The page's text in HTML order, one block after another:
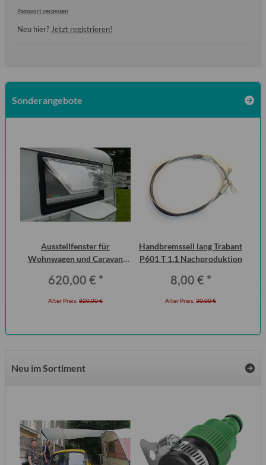
Passwort vergessen
Neu hier?Jetzt registrieren!
Sonderangebote
Ausstellfenster für
Wohnwagen und Caravan
Seitz
620,00 € *
Alter Preis: 820,00 €
Handbremsseil lang Trabant
P601 T 1.1 Nachproduktion
8,00 € *
Alter Preis: 30,00 €
Neu im Sortiment